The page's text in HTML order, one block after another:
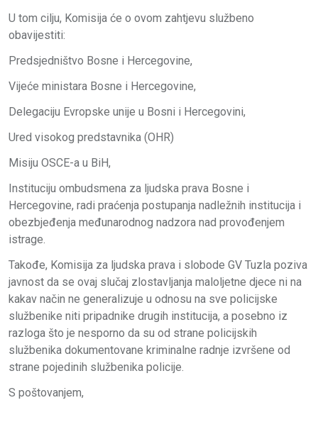
U tom cilju, Komisija će o ovom zahtjevu službeno
obavijestiti:
Predsjedništvo Bosne i Hercegovine,
Vijeće ministara Bosne i Hercegovine,
Delegaciju Evropske unije u Bosni i Hercegovini,
Ured visokog predstavnika (OHR)
Misiju OSCE-a u BiH,
Instituciju ombudsmena za ljudska prava Bosne i
Hercegovine, radi praćenja postupanja nadležnih institucija i
obezbjeđenja međunarodnog nadzora nad provođenjem
istrage.
Takođe, Komisija za ljudska prava i slobode GV Tuzla poziva
javnost da se ovaj slučaj zlostavljanja maloljetne djece ni na
kakav način ne generalizuje u odnosu na sve policijske
službenike niti pripadnike drugih institucija, a posebno iz
razloga što je nesporno da su od strane policijskih
službenika dokumentovane kriminalne radnje izvršene od
strane pojedinih službenika policije.
S poštovanjem,